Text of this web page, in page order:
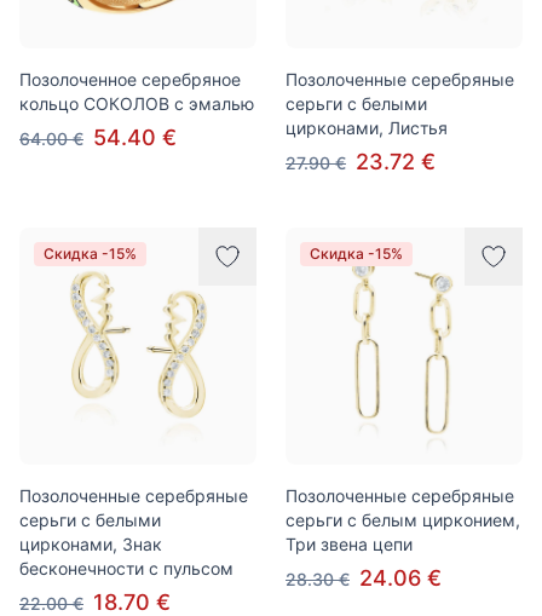
Позолоченное серебряное
кольцо СОКОЛОВ с эмалью
64.00 € 54.40 €
Позолоченные серебряные
серьги с белыми
цирконами, Листья
27.90 € 23.72 €
Скидка -15%
Позолоченные серебряные
серьги с белыми
цирконами, Знак
бесконечности с пульсом
22.00 € 18.70 €
Скидка -15%
Позолоченные серебряные
серьги с белым цирконием,
Три звена цепи
28.30 € 24.06 €